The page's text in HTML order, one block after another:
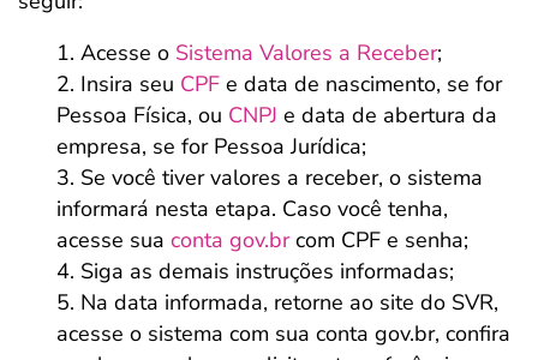
Acesse o Sistema Valores a Receber;
Insira seu CPF e data de nascimento, se for
Pessoa Física, ou CNPJ e data de abertura da
empresa, se for Pessoa Jurídica;
Se você tiver valores a receber, o sistema
informará nesta etapa. Caso você tenha,
acesse sua conta gov.brcom CPF e senha;
Siga as demais instruções informadas;
Na data informada, retorne ao site do SVR,
acesse o sistema com sua conta gov.br, confira